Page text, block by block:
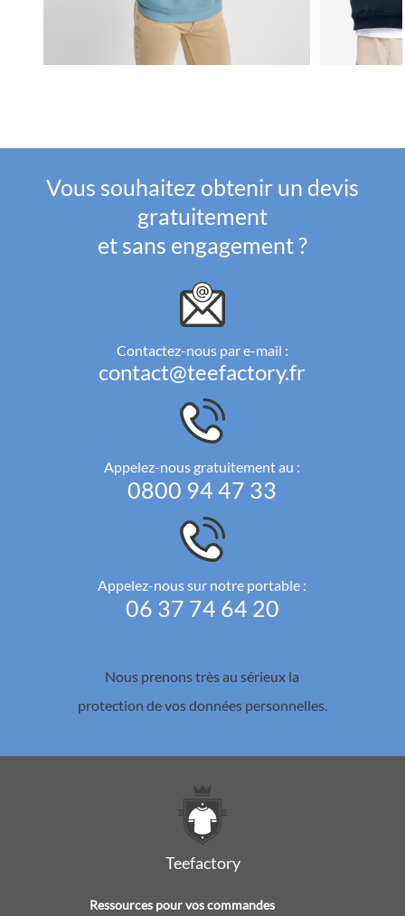
Vous souhaitez obtenir un devis
gratuitement
et sans engagement ?
Contactez-nous par e-mail :
contact@teefactory.fr
Appelez-nous gratuitement au :
0800 94 47 33
Appelez-nous sur notre portable :
06 37 74 64 20
Nous prenons très au sérieux la
protection de vos données personnelles.
Teefactory
Ressources pour vos commandes